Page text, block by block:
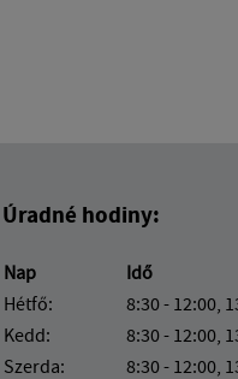
Úradné hodiny:
Nap
Idő
Hétfő:
8:30 - 12:00,
Kedd:
8:30 - 12:00,
Szerda:
8:30 - 12:00,